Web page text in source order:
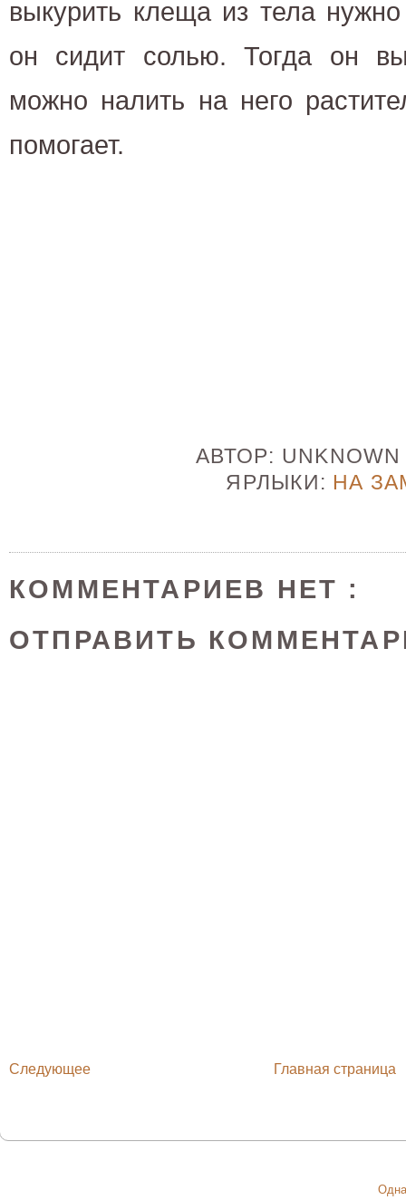
выкурить клеща из тела
он сидит солью. Тогда он
можно налить на него
помогает.
АВТОР:
ЯРЛЫКИ: НА
КОММЕНТАРИЕВ НЕТ :
ОТПРАВИТЬ
Следующее Главная страница